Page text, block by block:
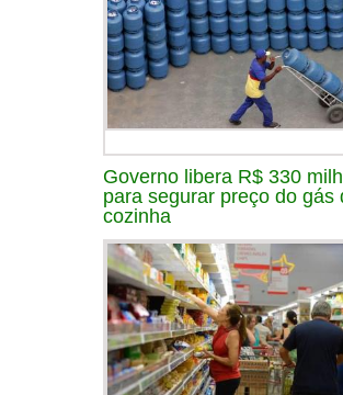
Governo libera R$ 330
para segurar preço do gás
cozinha